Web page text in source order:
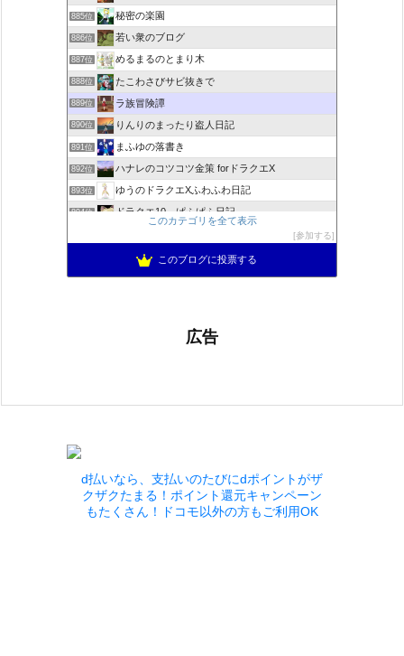
885位 秘密の楽園
886位 若い衆のブログ
887位 めるまるのとまり木
888位 たこわさびサビ抜きで
889位 ラ族冒険譚
890位 りんりのまったり盗人日記
891位 まふゆの落書き
892位 ハナレのコツコツ金策 forドラクエX
893位 ゆうのドラクエXふわふわ日記
894位 ドラクエ10 ぱふぱふ日記
ぱーりーのパーリーピーポー！
このカテゴリを全て表示
参加する
このブログに投票する
広告
d払いなら、支払いのたびにdポイントがザ
クザクたまる！ポイント還元キャンペーン
もたくさん！ドコモ以外の方もご利用OK